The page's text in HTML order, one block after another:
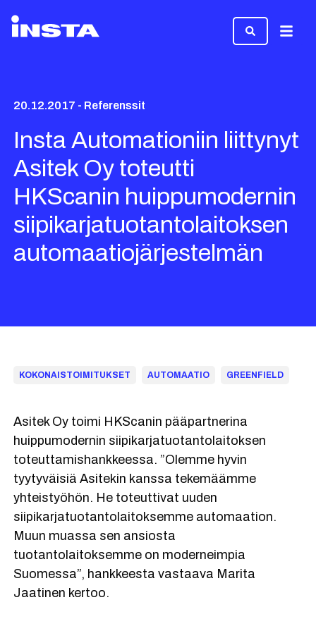
20.12.2017 - Referenssit
Insta Automationiin liittynyt
Asitek Oy toteutti
HKScanin huippumodernin
siipikarjatuotantolaitoksen
automaatiojärjestelmän
KOKONAISTOIMITUKSET AUTOMAATIO GREENFIELD
Asitek Oy toimi HKScanin pääpartnerina
huippumodernin siipikarjatuotantolaitoksen
toteuttamishankkeessa. ”Olemme hyvin
tyytyväisiä Asitekin kanssa tekemäämme
yhteistyöhön. He toteuttivat uuden
siipikarjatuotantolaitoksemme automaation.
Muun muassa sen ansiosta
tuotantolaitoksemme on moderneimpia
Suomessa”, hankkeesta vastaava Marita
Jaatinen kertoo.